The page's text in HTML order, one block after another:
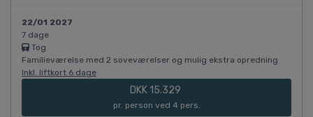
22/01 2027
7 dage
Tog
Familieværelse med 2 soveværelser og mulig ekstra opredning
Inkl. liftkort 6 dage
DKK 15.329
pr. person ved 4 pers.